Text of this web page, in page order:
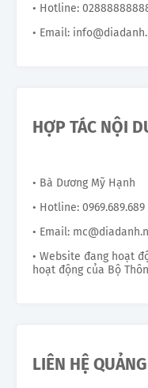
• Hotline:
• Email:
HỢP TÁC NỘI
• Bà Dương Mỹ Hạnh
• Hotline: 0969.689.689
• Email:
• Website đang hoạt
hoạt động của Bộ
LIÊN HỆ